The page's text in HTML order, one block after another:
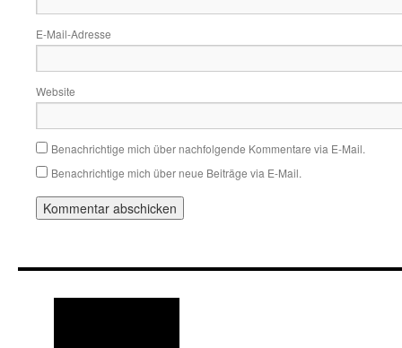
E-Mail-Adresse
Website
Benachrichtige mich über nachfolgende Kommentare via E-Mail.
Benachrichtige mich über neue Beiträge via E-Mail.